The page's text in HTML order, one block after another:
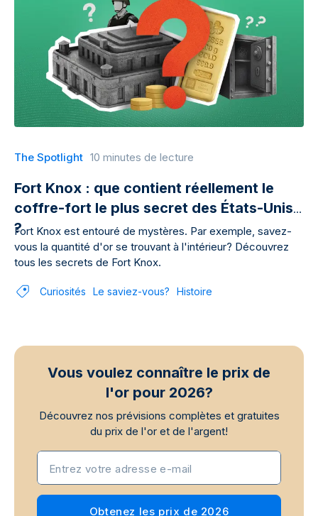
The Spotlight 10 minutes de lecture
Fort Knox : que contient réellement le
coffre-fort le plus secret des États-Unis
?
Fort Knox est entouré de mystères. Par exemple, savez-
vous la quantité d'or se trouvant à l'intérieur? Découvrez
tous les secrets de Fort Knox.
Curiosités Le saviez-vous? Histoire
Vous voulez connaître le prix de
l'or pour 2026?
Découvrez nos prévisions complètes et gratuites
du prix de l'or et de l'argent!
Entrez votre adresse e-mail
Obtenez les prix de 2026